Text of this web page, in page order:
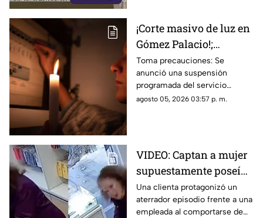
que podrían tener sobre la
difusión de contenidos de
interés público.
¡Corte masivo de luz en
Gómez Palacio!;
¿Cuándo será? Revisa
si tu colonia está en la
lista AQUÍ
Toma precauciones: Se
anunció una suspensión
programada del servicio
nocturno que afectará a
agosto 05, 2026 03:57 p. m.
VIDEO: Captan a mujer
supuestamente poseída
en una tienda de
celulares
Una clienta protagonizó un
aterrador episodio frente a una
empleada al comportarse de